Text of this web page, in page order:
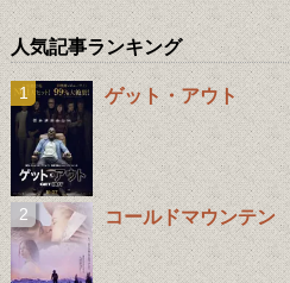
人気記事ランキング
ゲット・アウト
コールドマウンテン